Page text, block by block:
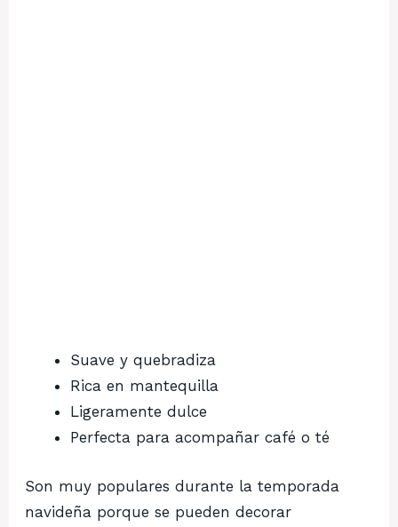
Suave y quebradiza
Rica en mantequilla
Ligeramente dulce
Perfecta para acompañar café o té
Son muy populares durante la temporada
navideña porque se pueden decorar